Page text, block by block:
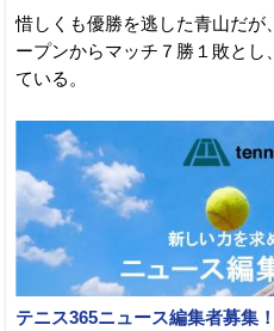
惜しくも優勝を逃した青山だが
ープンからマッチ７勝１敗とし
ている。
テニス365ニュース編集者募集！